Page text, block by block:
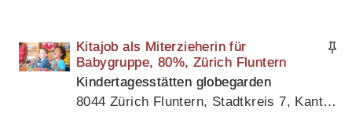
Kitajob als Miterzieherin für
Babygruppe, 80%, Zürich Fluntern
Kindertagesstätten globegarden
8044 Zürich Fluntern, Stadtkreis 7, Kanton Zürich